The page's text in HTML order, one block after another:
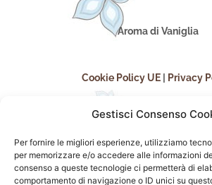
Gestisci Consenso
Per fornire le migliori esperienze, utilizziamo
per memorizzare e/o accedere alle informazioni
consenso a queste tecnologie ci permetterà di
comportamento di navigazione o ID unici su
Aroma di Vaniglia
Cookie Policy UE Privacy